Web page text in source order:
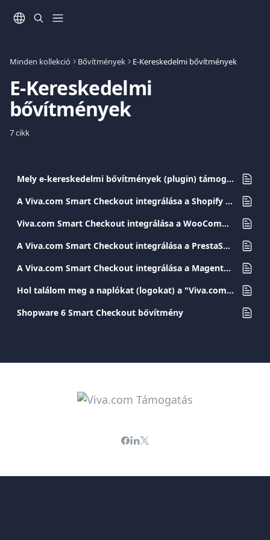
Minden kollekció Bővítmények E-Kereskedelmi bővítmények
E-Kereskedelmi
bővítmények
7 cikk
Mely e-kereskedelmi bővítmények (plugin) támogatottak?
A Viva.com Smart Checkout integrálása a Shopify bővítménnyel
Viva.com Smart Checkout integrálása a WooCommerce-szel
A Viva.com Smart Checkout integrálása a PrestaShop bővítménny
A Viva.com Smart Checkout integrálása a Magento bővítménnyel
Hol találom meg a naplókat (logokat) a "Viva.com smart Checkout for WooCommerce" pluginhoz?
Shopware 6 Smart Checkout bővítmény